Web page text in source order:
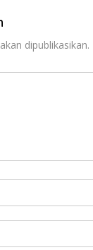
dipublikasikan.